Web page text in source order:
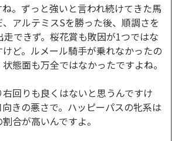
。ずっと強いと言われ続けてきた馬
アルテミスSを勝った後、順調さを
できず。桜花賞も敗因が1つではな
ど。ルメール騎手が乗れなかったの
態面も万全ではなかったですよね。
回りも良くはないと思うんですけ
きの悪さで。ハッピーパスの牝系は
合が高いんですよ。